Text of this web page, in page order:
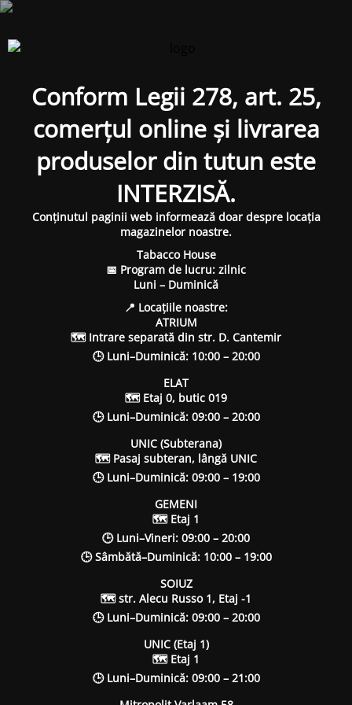
Conform Legii 278, art. 25,
comerțul online și livrarea
produselor din tutun este
INTERZISĂ.
Conținutul paginii web informează doar despre locația
magazinelor noastre.
Tabacco House
📅 Program de lucru: zilnic
Luni – Duminică
📍 Locațiile noastre:
ATRIUM
🗺 Intrare separată din str. D. Cantemir
🕒 Luni–Duminică: 10:00 – 20:00
ELAT
🗺 Etaj 0, butic 019
🕒 Luni–Duminică: 09:00 – 20:00
UNIC (Subterana)
🗺 Pasaj subteran, lângă UNIC
🕒 Luni–Duminică: 09:00 – 19:00
GEMENI
🗺 Etaj 1
🕒 Luni–Vineri: 09:00 – 20:00
🕒 Sâmbătă–Duminică: 10:00 – 19:00
SOIUZ
🗺 str. Alecu Russo 1, Etaj -1
🕒 Luni–Duminică: 09:00 – 20:00
UNIC (Etaj 1)
🗺 Etaj 1
🕒 Luni–Duminică: 09:00 – 21:00